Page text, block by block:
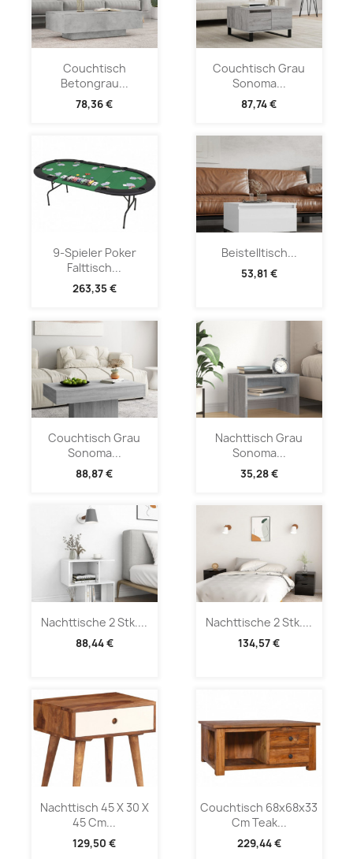
Couchtisch
Betongrau...
78,36 €
Couchtisch Grau
Sonoma...
87,74 €
9-Spieler Poker
Falttisch...
263,35 €
Beistelltisch...
53,81 €
Couchtisch Grau
Sonoma...
88,87 €
Nachttisch Grau
Sonoma...
35,28 €
Nachttische 2 Stk....
88,44 €
Nachttische 2 Stk....
134,57 €
Nachttisch 45 X 30 X
45 Cm...
129,50 €
Couchtisch 68x68x33
Cm Teak...
229,44 €